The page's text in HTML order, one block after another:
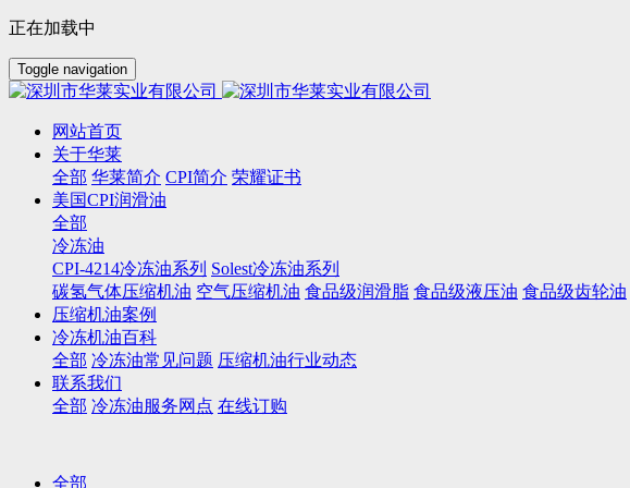
正在加载中
Toggle navigation
网站首页
关于华莱
全部 华莱简介 CPI简介 荣耀证书
美国CPI润滑油
全部
冷冻油
CPI-4214冷冻油系列 Solest冷冻油系列
碳氢气体压缩机油 空气压缩机油 食品级润滑脂 食品级液压油 食品级齿轮油
压缩机油案例
冷冻机油百科
全部 冷冻油常见问题 压缩机油行业动态
联系我们
全部 冷冻油服务网点 在线订购
全部